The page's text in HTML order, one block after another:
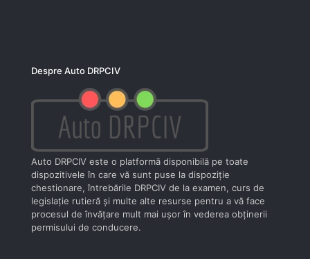
Despre Auto DRPCIV
Auto DRPCIV este o platformă disponibilă pe toate
dispozitivele în care vă sunt puse la dispoziţie
chestionare, întrebările DRPCIV de la examen, curs de
legislaţie rutieră şi multe alte resurse pentru a vă face
procesul de învăţare mult mai uşor în vederea obţinerii
permisului de conducere.